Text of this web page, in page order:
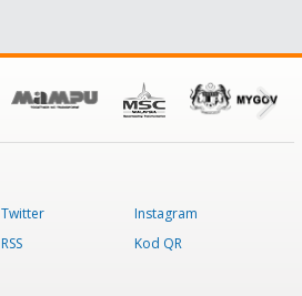
Twitter
Instagram
RSS Kod QR